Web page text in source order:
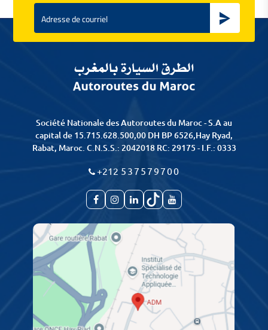
Société Nationale des Autoroutes du Maroc - S.A au
capital de 15.715.628.500,00 DH BP 6526,Hay Ryad,
Rabat, Maroc. C.N.S.S.: 2042018 RC: 29175 - I.F.: 0333
+212 537579700